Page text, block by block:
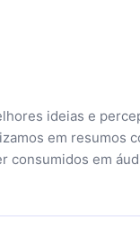
ideias e
em resumos
consumidos em